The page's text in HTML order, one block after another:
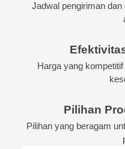
Jadwal pengiriman
Harga yang
Pilihan
Pilihan yang beragam